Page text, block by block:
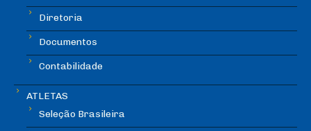
Diretoria
Documentos
Contabilidade
ATLETAS
Seleção Brasileira